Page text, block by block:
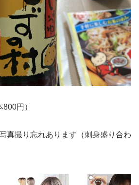
円）
真撮り忘れあります（刺身盛り合わ